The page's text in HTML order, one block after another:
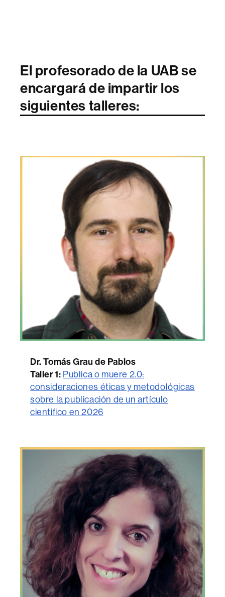
El profesorado de la UAB se
encargará de impartir los
siguientes talleres:
Dr. Tomás Grau de Pablos
Taller 1: Publica o muere 2.0:
consideraciones éticas y metodológicas
sobre la publicación de un artículo
cientifico en 2026